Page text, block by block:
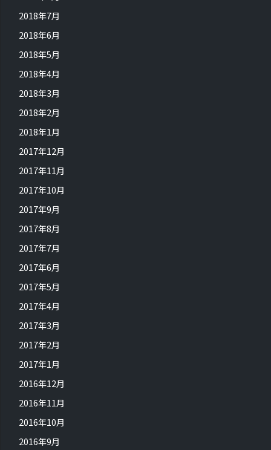
2018年7月
2018年6月
2018年5月
2018年4月
2018年3月
2018年2月
2018年1月
2017年12月
2017年11月
2017年10月
2017年9月
2017年8月
2017年7月
2017年6月
2017年5月
2017年4月
2017年3月
2017年2月
2017年1月
2016年12月
2016年11月
2016年10月
2016年9月